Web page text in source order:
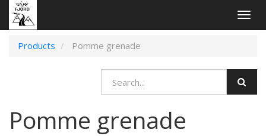
Products
Pomme grenade
Pomme grenade